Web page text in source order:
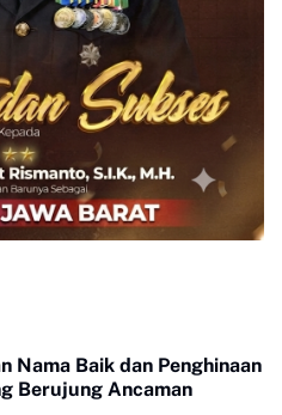
Nama Baik dan Penghinaan
Berujung Ancaman